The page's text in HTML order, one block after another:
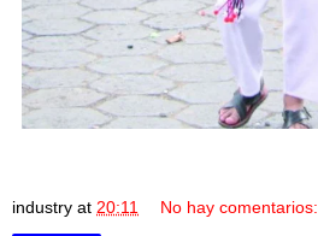
industry at 20:11 No hay comentarios: